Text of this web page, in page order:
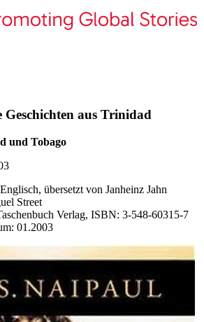
Geschichten aus Trinidad
und Tobago
Englisch, übersetzt von Janheinz Jahn
Street
Verlag, ISBN: 3-548-60315-7
01.2003